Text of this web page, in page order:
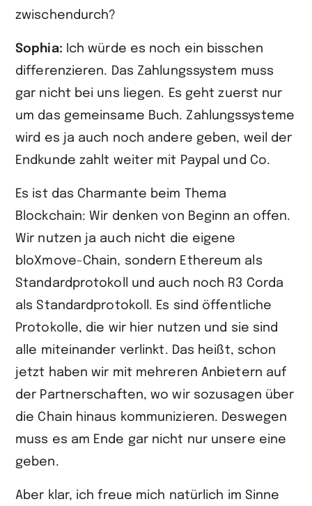
zwischendurch?
Sophia:
Ich würde es noch ein bisschen
differenzieren. Das Zahlungssystem muss
gar nicht bei uns liegen. Es geht zuerst nur
um das gemeinsame Buch. Zahlungssysteme
wird es ja auch noch andere geben, weil der
Endkunde zahlt weiter mit Paypal und Co.
Es ist das Charmante beim Thema
Blockchain: Wir denken von Beginn an offen.
Wir nutzen ja auch nicht die eigene
bloXmove-Chain, sondern Ethereum als
Standardprotokoll und auch noch R3 Corda
als Standardprotokoll. Es sind öffentliche
Protokolle, die wir hier nutzen und sie sind
alle miteinander verlinkt. Das heißt, schon
jetzt haben wir mit mehreren Anbietern auf
der Partnerschaften, wo wir sozusagen über
die Chain hinaus kommunizieren. Deswegen
muss es am Ende gar nicht nur unsere eine
geben.
Aber klar, ich freue mich natürlich im Sinne